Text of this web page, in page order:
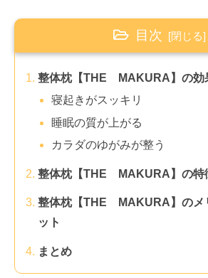
目次
整体枕【THE MAKURA】の効
寝起きがスッキリ
睡眠の質が上がる
カラダのゆがみが整う
整体枕【THE MAKURA】の特
整体枕【THE MAKURA】のメ
ット
まとめ